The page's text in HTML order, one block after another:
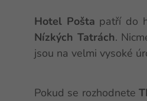
Hotel Pošta patří do
Nízkých Tatrách.
jsou na velmi vysoké
Pokud se rozhodnete